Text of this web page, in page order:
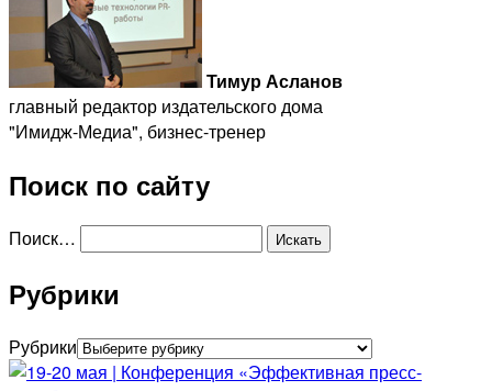
Тимур Асланов
главный редактор издательского дома
"Имидж-Медиа", бизнес-тренер
Поиск по сайту
Поиск…
Рубрики
Рубрики